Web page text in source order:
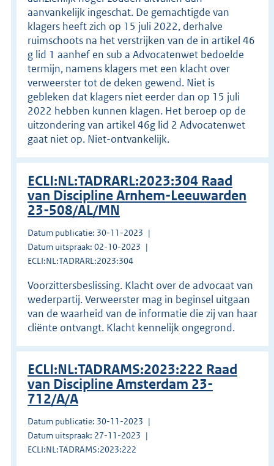
aanvankelijk ingeschat. De gemachtigde van
klagers heeft zich op 15 juli 2022, derhalve
ruimschoots na het verstrijken van de in artikel 46
g lid 1 aanhef en sub a Advocatenwet bedoelde
termijn, namens klagers met een klacht over
verweerster tot de deken gewend. Niet is
gebleken dat klagers niet eerder dan op 15 juli
2022 hebben kunnen klagen. Het beroep op de
uitzondering van artikel 46g lid 2 Advocatenwet
gaat niet op. Niet-ontvankelijk.
ECLI:NL:TADRARL:2023:304 Raad
van Discipline Arnhem-Leeuwarden
23-508/AL/MN
Datum publicatie: 30-11-2023
Datum uitspraak: 02-10-2023
ECLI:NL:TADRARL:2023:304
Voorzittersbeslissing. Klacht over de advocaat van
wederpartij. Verweerster mag in beginsel uitgaan
van de waarheid van de informatie die zij van haar
cliënte ontvangt. Klacht kennelijk ongegrond.
ECLI:NL:TADRAMS:2023:222 Raad
van Discipline Amsterdam 23-
712/A/A
Datum publicatie: 30-11-2023
Datum uitspraak: 27-11-2023
ECLI:NL:TADRAMS:2023:222